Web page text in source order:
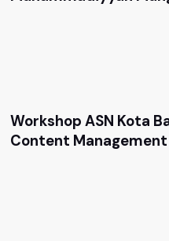
Workshop ASN Kota
Content